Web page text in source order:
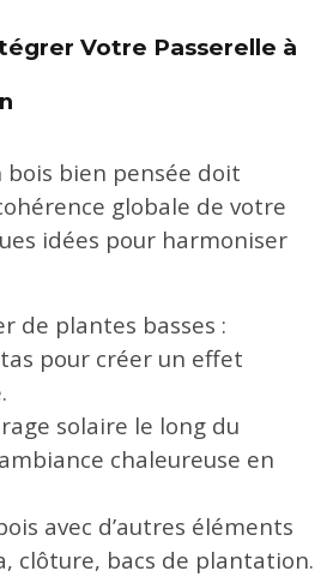
Votre Passerelle à
bois bien pensée doit
globale de votre
idées pour harmoniser
de plantes basses :
pour créer un effet
solaire le long du
chaleureuse en
avec d’autres éléments
clôture, bacs de plantation.